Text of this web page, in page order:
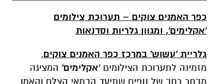
כפר האמנים צוקים – תערוכת צילומים
'אקלימים', ומגוון גלריות וסדנאות
גלריית 'עשוש' במרכז כפר האמנים צוקים,
מזמינה לתערוכת הצילומים 'אקלימים' המציגה
מבחר רחב של נופים שתיעד הבמאי הצלם והאמן